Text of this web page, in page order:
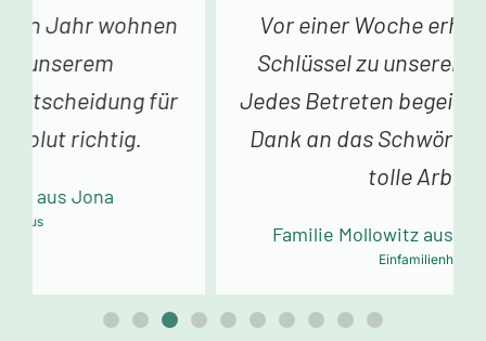
Vor einer Woche erhielten wir den
Schlüssel zu unserem Traumhaus.
Jedes Betreten begeistert uns. Vielen
Dank an das Schwörer-Team für die
Familie Mollowitz aus Eitorf-Mühleip